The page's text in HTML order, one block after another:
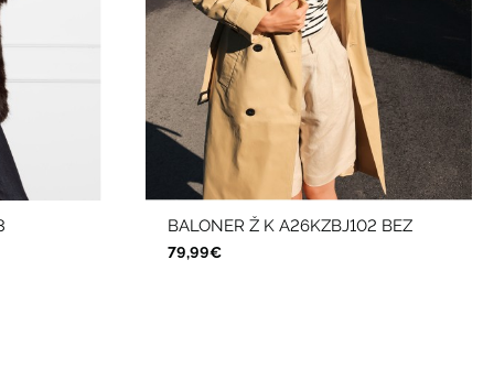
BALONER Ž K A26KZBJ102 BEZ
79,99€